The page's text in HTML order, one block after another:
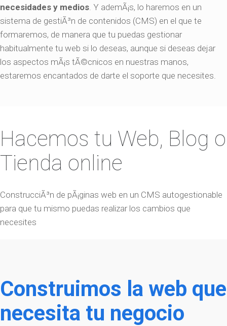
necesidades y medios. Y ademÃ¡s, lo haremos en un
sistema de gestiÃ³n de contenidos (CMS) en el que te
formaremos, de manera que tu puedas gestionar
habitualmente tu web si lo deseas, aunque si deseas dejar
los aspectos mÃ¡s tÃ©cnicos en nuestras manos,
estaremos encantados de darte el soporte que necesites.
Hacemos tu Web, Blog o
Tienda online
ConstrucciÃ³n de pÃ¡ginas web en un CMS autogestionable
para que tu mismo puedas realizar los cambios que
necesites
Construimos la web que
necesita tu negocio